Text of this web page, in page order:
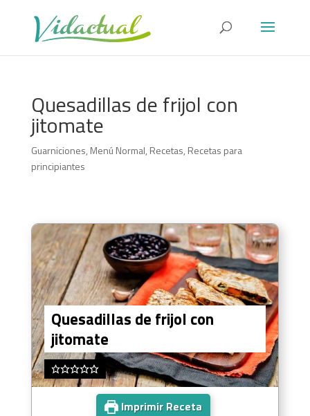
Quesadillas de frijol con
jitomate
Guarniciones, Menú Normal, Recetas, Recetas para
principiantes
Quesadillas de frijol con
jitomate
Imprimir Receta